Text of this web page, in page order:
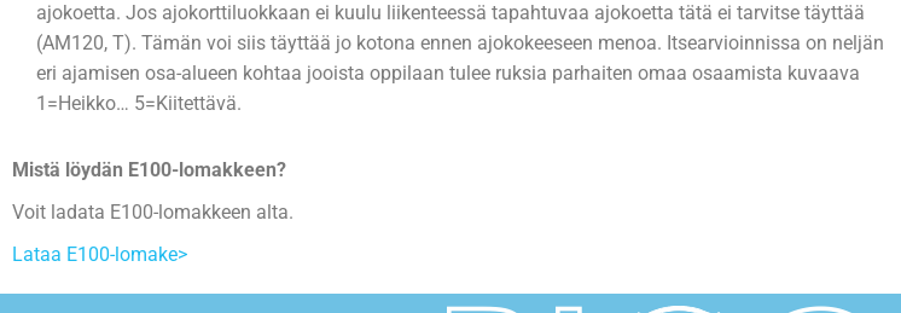
ajokoetta. Jos ajokorttiluokkaan ei kuulu liikenteessä tapahtuvaa ajokoetta tätä ei tarvitse täyttää
(AM120, T). Tämän voi siis täyttää jo kotona ennen ajokokeeseen menoa. Itsearvioinnissa on neljän
eri ajamisen osa-alueen kohtaa jooista oppilaan tulee ruksia parhaiten omaa osaamista kuvaava
1=Heikko… 5=Kiitettävä.
Mistä löydän E100-lomakkeen?
Voit ladata E100-lomakkeen alta.
Lataa E100-lomake>